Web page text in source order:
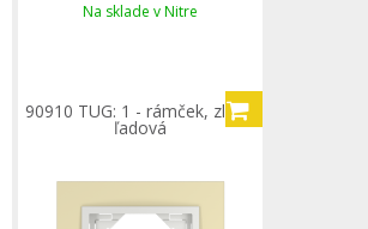
Na sklade v Nitre
90910 TUG: 1 - rámček, zlatá/
ľadová